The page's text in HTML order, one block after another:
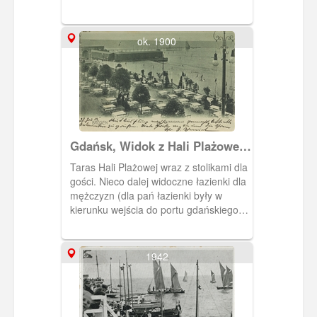
ok. 1900
Gdańsk, Widok z Hali Plażowej
na plażę w Brzeźnie
Taras Hali Plażowej wraz z stolikami dla
gości. Nieco dalej widoczne łazienki dla
mężczyzn (dla pań łazienki były w
kierunku wejścia do portu gdańskiego)
kolejnych latach przeniesiono na
wschód od Hali Plażowej.
1942